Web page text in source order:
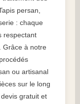
persan,
: chaque
respectant
Grâce à notre
ou artisanal
sur le long
gratuit et